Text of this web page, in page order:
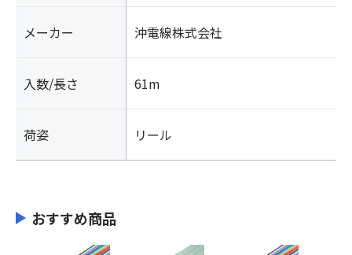
メーカー 沖電線株式会社
入数/長さ 61m
荷姿 リール
おすすめ商品